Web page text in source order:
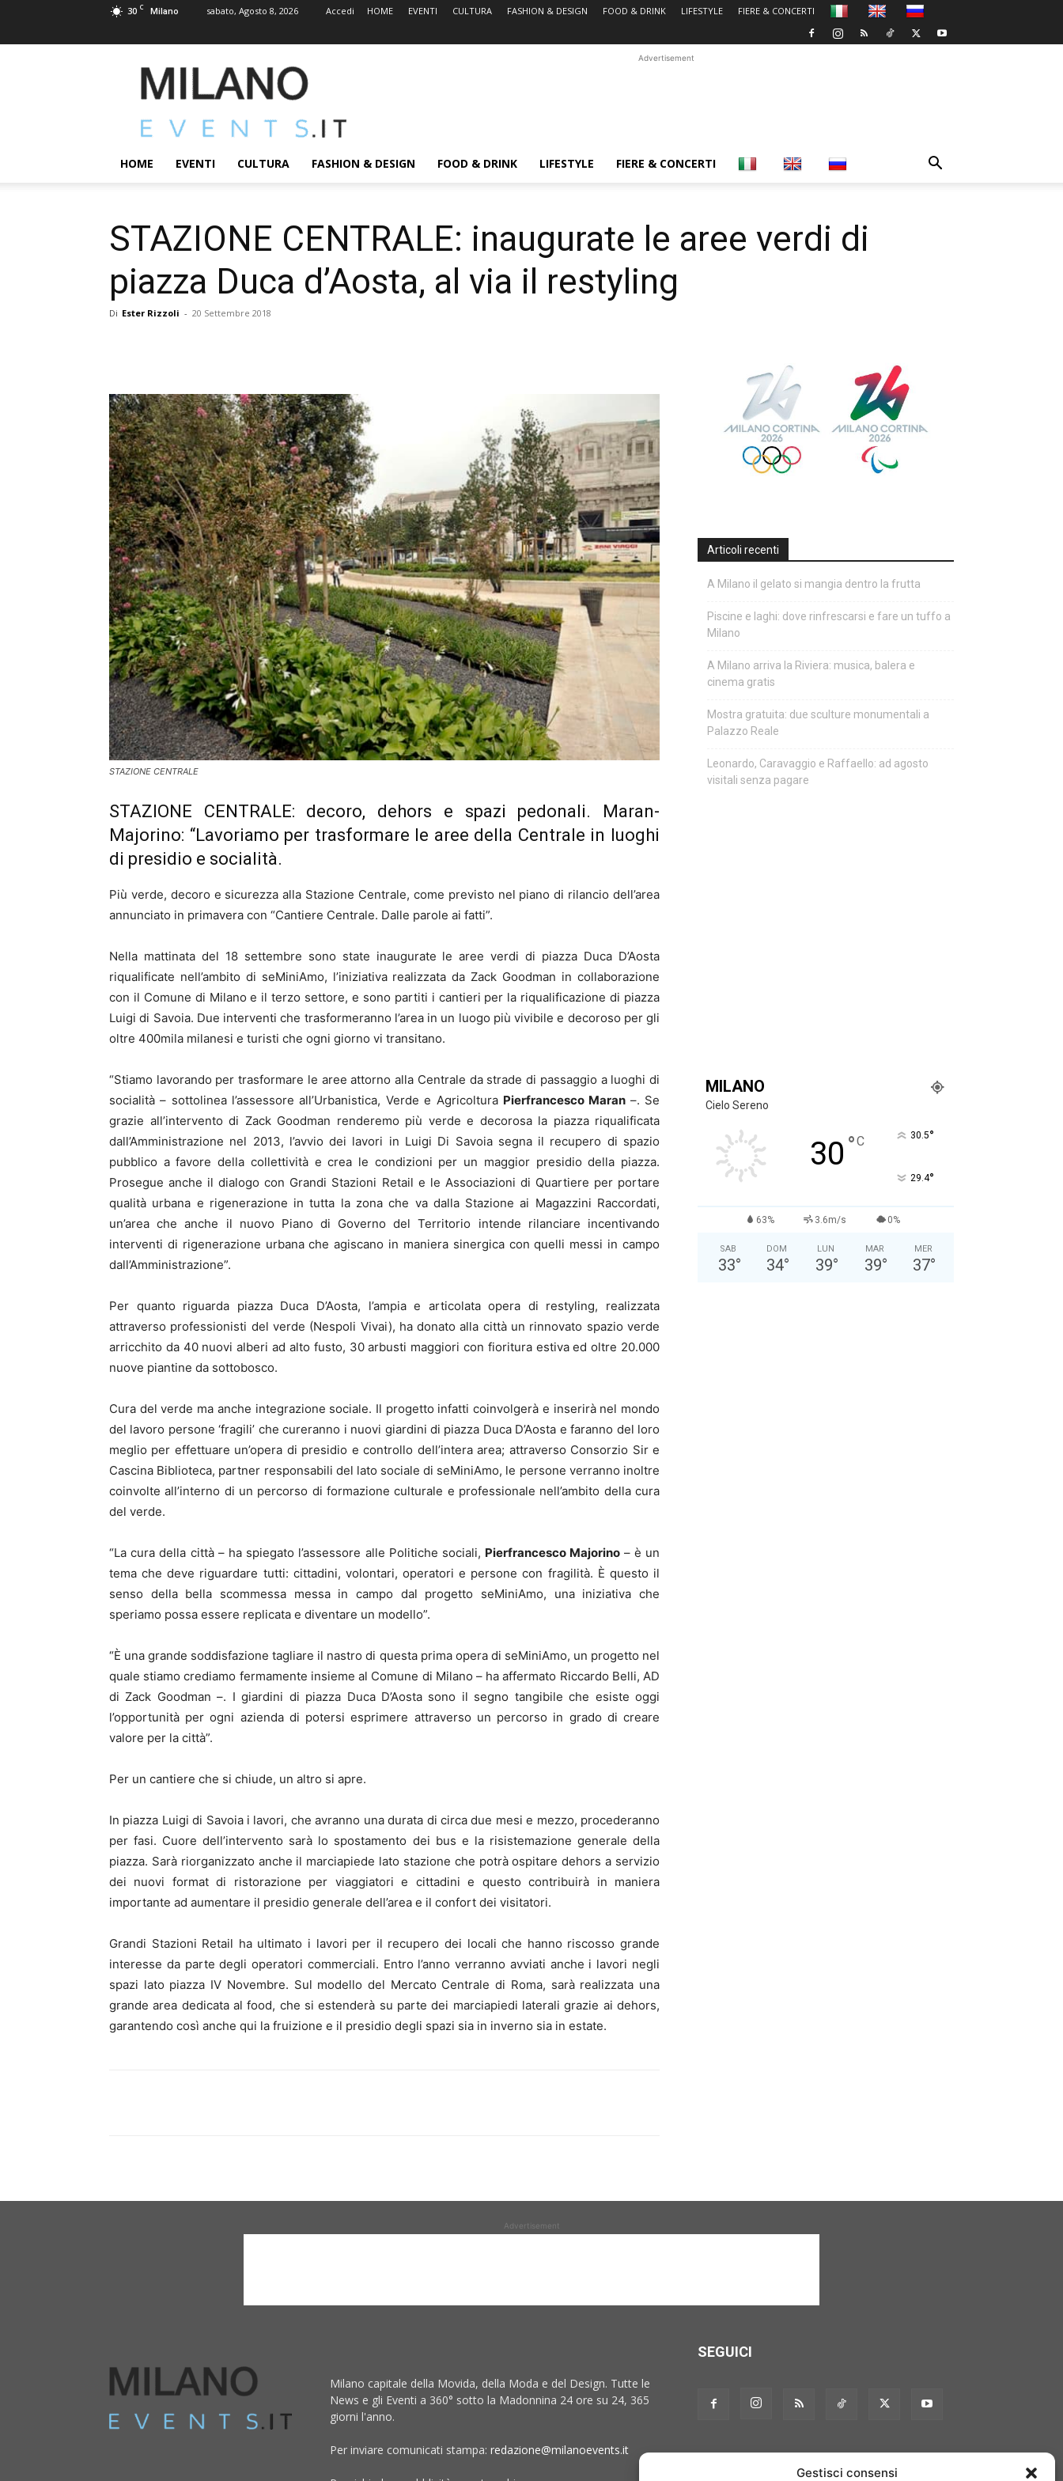
Gestisci consensi
30 C Milano sabato, Agosto 8, 2026 Accedi HOME EVENTI CULTURA FASHION & DESIGN FOOD & DRINK LIFESTYLE FIERE & CONCERTI
MILANOEVENTS.IT
|
2.0
ed
Eventi
Advertisement
HOME EVENTI CULTURA FASHION & DESIGN FOOD & DRINK LIFESTYLE FIERE & CONCERTI
STAZIONE CENTRALE: inaugurate le aree verdi di
piazza Duca d’Aosta, al via il restyling
Di Ester Rizzoli - 20 Settembre 2018
STAZIONE CENTRALE
STAZIONE CENTRALE: decoro, dehors e spazi pedonali. Maran-
Majorino: “Lavoriamo per trasformare le aree della Centrale in luoghi
di presidio e socialità.
Più verde, decoro e sicurezza alla Stazione Centrale, come previsto nel piano di rilancio dell’area
annunciato in primavera con “Cantiere Centrale. Dalle parole ai fatti”.
Nella mattinata del 18 settembre sono state inaugurate le aree verdi di piazza Duca D’Aosta
riqualificate nell’ambito di seMiniAmo, l’iniziativa realizzata da Zack Goodman in collaborazione
con il Comune di Milano e il terzo settore, e sono partiti i cantieri per la riqualificazione di piazza
Luigi di Savoia. Due interventi che trasformeranno l’area in un luogo più vivibile e decoroso per gli
oltre 400mila milanesi e turisti che ogni giorno vi transitano.
“Stiamo lavorando per trasformare le aree attorno alla Centrale da strade di passaggio a luoghi di
socialità – sottolinea l’assessore all’Urbanistica, Verde e Agricoltura Pierfrancesco Maran –. Se
grazie all’intervento di Zack Goodman renderemo più verde e decorosa la piazza riqualificata
dall’Amministrazione nel 2013, l’avvio dei lavori in Luigi Di Savoia segna il recupero di spazio
pubblico a favore della collettività e crea le condizioni per un maggior presidio della piazza.
Prosegue anche il dialogo con Grandi Stazioni Retail e le Associazioni di Quartiere per portare
qualità urbana e rigenerazione in tutta la zona che va dalla Stazione ai Magazzini Raccordati,
un’area che anche il nuovo Piano di Governo del Territorio intende rilanciare incentivando
interventi di rigenerazione urbana che agiscano in maniera sinergica con quelli messi in campo
dall’Amministrazione”.
Per quanto riguarda piazza Duca D’Aosta, l’ampia e articolata opera di restyling, realizzata
attraverso professionisti del verde (Nespoli Vivai), ha donato alla città un rinnovato spazio verde
arricchito da 40 nuovi alberi ad alto fusto, 30 arbusti maggiori con fioritura estiva ed oltre 20.000
nuove piantine da sottobosco.
Cura del verde ma anche integrazione sociale. Il progetto infatti coinvolgerà e inserirà nel mondo
del lavoro persone ‘fragili’ che cureranno i nuovi giardini di piazza Duca D’Aosta e faranno del loro
meglio per effettuare un’opera di presidio e controllo dell’intera area; attraverso Consorzio Sir e
Cascina Biblioteca, partner responsabili del lato sociale di seMiniAmo, le persone verranno inoltre
coinvolte all’interno di un percorso di formazione culturale e professionale nell’ambito della cura
del verde.
“La cura della città – ha spiegato l’assessore alle Politiche sociali, Pierfrancesco Majorino – è un
tema che deve riguardare tutti: cittadini, volontari, operatori e persone con fragilità. È questo il
senso della bella scommessa messa in campo dal progetto seMiniAmo, una iniziativa che
speriamo possa essere replicata e diventare un modello”.
“È una grande soddisfazione tagliare il nastro di questa prima opera di seMiniAmo, un progetto nel
quale stiamo crediamo fermamente insieme al Comune di Milano – ha affermato Riccardo Belli, AD
di Zack Goodman –. I giardini di piazza Duca D’Aosta sono il segno tangibile che esiste oggi
l’opportunità per ogni azienda di potersi esprimere attraverso un percorso in grado di creare
valore per la città”.
Per un cantiere che si chiude, un altro si apre.
In piazza Luigi di Savoia i lavori, che avranno una durata di circa due mesi e mezzo, procederanno
per fasi. Cuore dell’intervento sarà lo spostamento dei bus e la risistemazione generale della
piazza. Sarà riorganizzato anche il marciapiede lato stazione che potrà ospitare dehors a servizio
dei nuovi format di ristorazione per viaggiatori e cittadini e questo contribuirà in maniera
importante ad aumentare il presidio generale dell’area e il confort dei visitatori.
Grandi Stazioni Retail ha ultimato i lavori per il recupero dei locali che hanno riscosso grande
interesse da parte degli operatori commerciali. Entro l’anno verranno avviati anche i lavori negli
spazi lato piazza IV Novembre. Sul modello del Mercato Centrale di Roma, sarà realizzata una
grande area dedicata al food, che si estenderà su parte dei marciapiedi laterali grazie ai dehors,
garantendo così anche qui la fruizione e il presidio degli spazi sia in inverno sia in estate.
Articoli recenti
A Milano il gelato si mangia dentro la frutta
Piscine e laghi: dove rinfrescarsi e fare un tuffo a
Milano
A Milano arriva la Riviera: musica, balera e
cinema gratis
Mostra gratuita: due sculture monumentali a
Palazzo Reale
Leonardo, Caravaggio e Raffaello: ad agosto
visitali senza pagare
MILANO
Cielo Sereno
30 °C 30.5°
29.4°
63% 3.6m/s 0%
SAB
33°
DOM
34°
LUN
39°
MAR
39°
MER
37°
Advertisement
Milano capitale della Movida, della Moda e del Design. Tutte le
News e gli Eventi a 360° sotto la Madonnina 24 ore su 24, 365
giorni l'anno.
Per inviare comunicati stampa: redazione@milanoevents.it
SEGUICI